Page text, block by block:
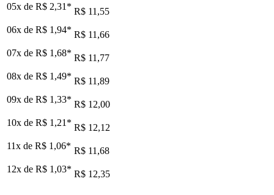
05x de R$ 2,31 * R$ 11,55
06x de R$ 1,94* R$ 11,66
07x de R$ 1,68* R$ 11,77
08x de R$ 1,49* R$ 11,89
09x de R$ 1,33* R$ 12,00
10x de R$ 1,21 * R$ 12,12
11x de R$ 1,06* R$ 11,68
12x de R$ 1,03* R$ 12,35